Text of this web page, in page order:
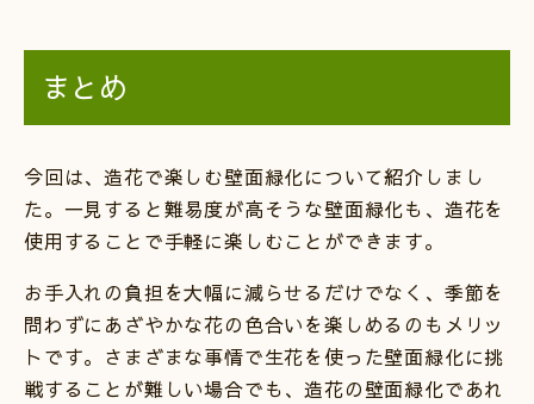
まとめ
今回は、造花で楽しむ壁面緑化について紹介しまし
た。一見すると難易度が高そうな壁面緑化も、造花を
使用することで手軽に楽しむことができます。
お手入れの負担を大幅に減らせるだけでなく、季節を
問わずにあざやかな花の色合いを楽しめるのもメリッ
トです。さまざまな事情で生花を使った壁面緑化に挑
戦することが難しい場合でも、造花の壁面緑化であれ